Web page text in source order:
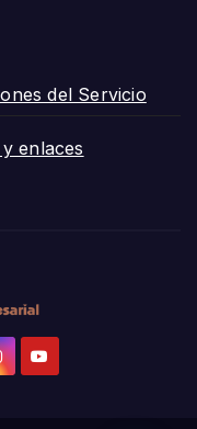
del Servicio
enlaces